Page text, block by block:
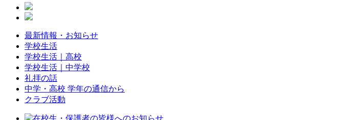
最新情報・お知らせ
学校生活
学校生活｜高校
学校生活｜中学校
礼拝の話
中学・高校 学年の通信から
クラブ活動